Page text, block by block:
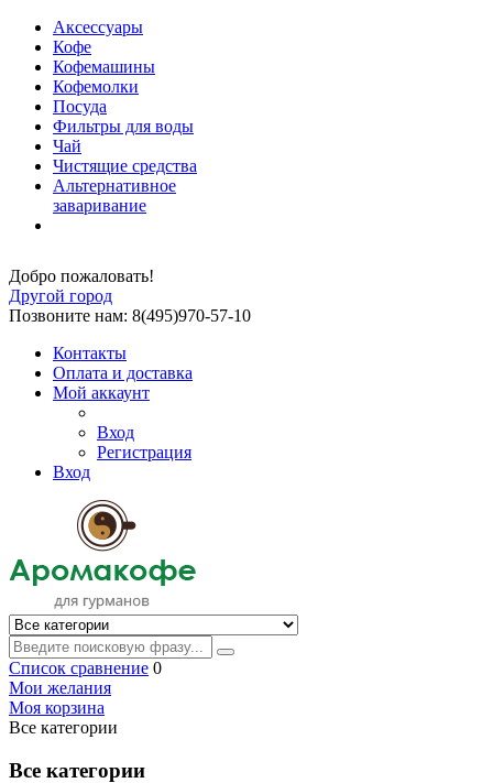
Аксессуары
Кофе
Кофемашины
Кофемолки
Посуда
Фильтры для воды
Чай
Чистящие средства
Альтернативное
заваривание
Добро пожаловать!
Другой город
Позвоните нам: 8(495)970-57-10
Контакты
Оплата и доставка
Мой аккаунт
Вход
Регистрация
Вход
Список сравнение 0
Мои желания
Моя корзина
Все категории
Все категории